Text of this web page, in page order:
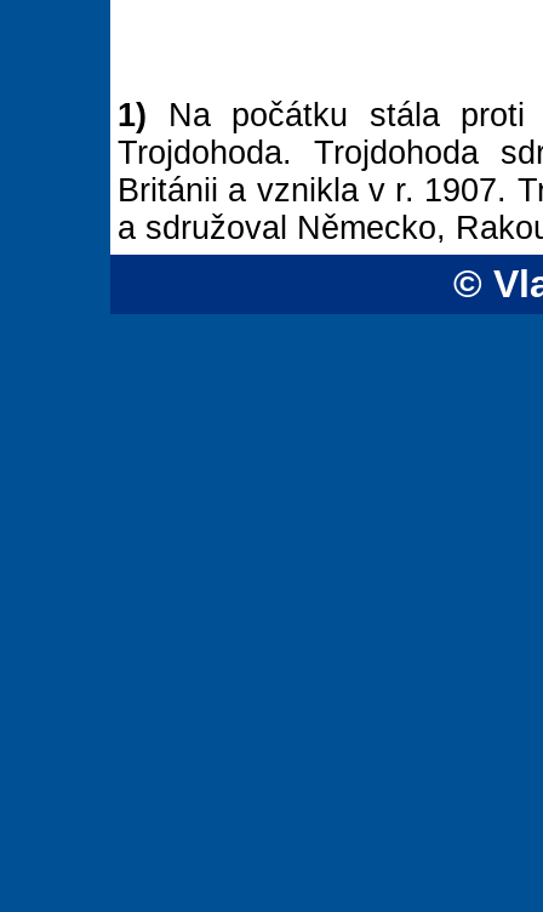
1) Na počátku stála proti
Trojdohoda. Trojdohoda
Británii a vznikla v r. 1907.
a sdružoval Německo,
©